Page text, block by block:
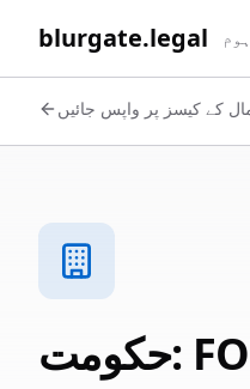
blurgate.legal ہوم
کے کیسز پر واپس جائیں